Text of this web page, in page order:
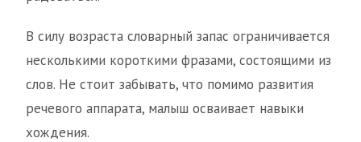
В силу возраста словарный запас ограничивается
несколькими короткими фразами, состоящими из
слов. Не стоит забывать, что помимо развития
речевого аппарата, малыш осваивает навыки
хождения.